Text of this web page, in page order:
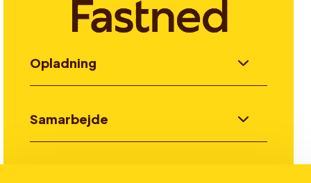
Opladning
Samarbejde